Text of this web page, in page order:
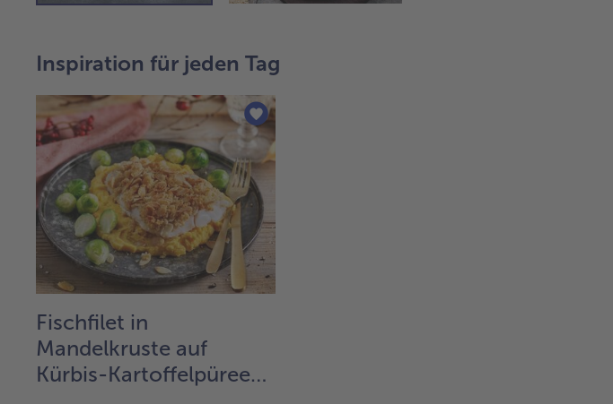
Inspiration für jeden Tag
Fischfilet in
Mandelkruste auf
Kürbis-Kartoffelpüree